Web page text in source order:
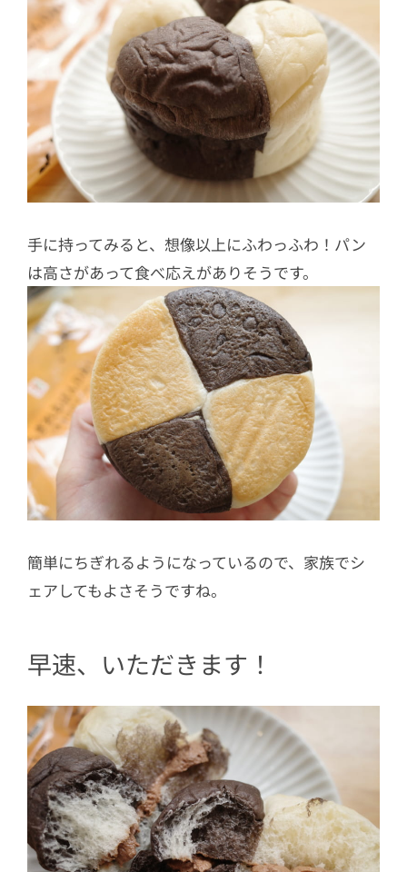
手に持ってみると、想像以上にふわっふわ！パン
は高さがあって食べ応えがありそうです。
簡単にちぎれるようになっているので、家族でシ
ェアしてもよさそうですね。
早速、いただきます！